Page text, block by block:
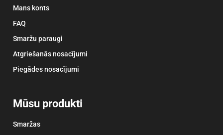
Mans konts
FAQ
Smaržu paraugi
Atgriešanās nosacījumi
Piegādes nosacījumi
Mūsu produkti
Smaržas